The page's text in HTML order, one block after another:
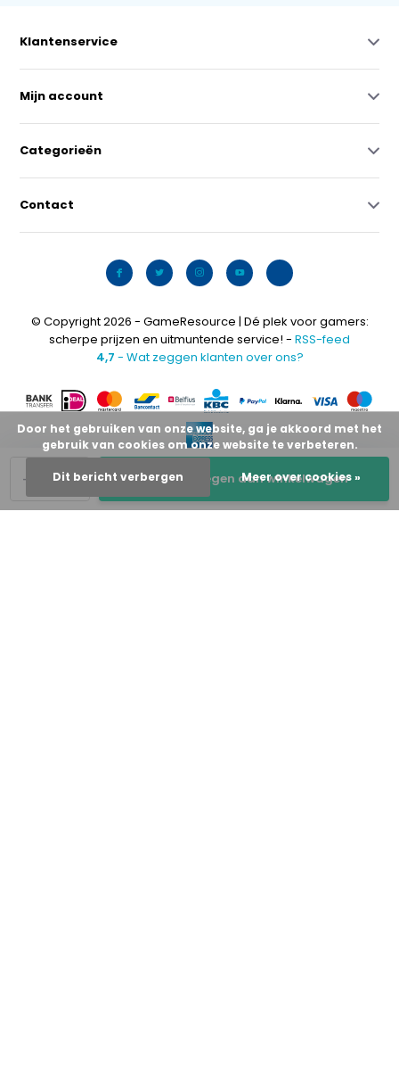
+
- Toevoegen aan winkelwagen
Klantenservice
Mijn account
Categorieën
Contact
© Copyright 2026 - GameResource | Dé plek voor gamers:
scherpe prijzen en uitmuntende service! - RSS-feed
4,7 - Wat zeggen klanten over ons?
Door het gebruiken van onze website, ga je akkoord met het
gebruik van cookies om onze website te verbeteren.
Dit bericht verbergen Meer over cookies »